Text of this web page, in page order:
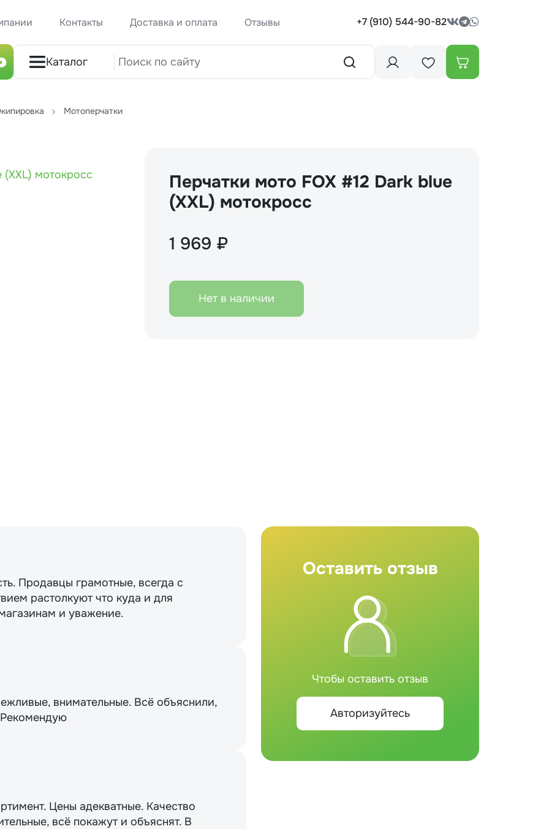
Контакты Доставка и оплата Отзывы +7 (910) 544-90-82
Каталог
Мотоперчатки
Перчатки мото FOX #12 Dark blue
(XXL) мотокросс
1 969 ₽
Нет в наличии
Продавцы грамотные, всегда с
растолкуют что куда и для
и уважение.
внимательные. Всё объяснили,
Рекомендую
Цены адекватные. Качество
всё покажут и объяснят. В
Оставить отзыв
Чтобы оставить отзыв
Авторизуйтесь